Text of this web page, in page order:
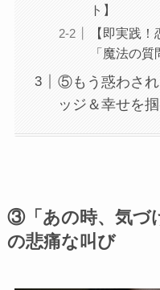
ト】
【即実践
「魔法の質
⑤もう惑わされ
ッジ＆幸せを
③「あの時、気づ
の悲痛な叫び